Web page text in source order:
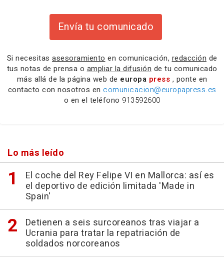
Envía tu comunicado
Si necesitas asesoramiento en comunicación, redacción de
tus notas de prensa o ampliar la difusión de tu comunicado
más allá de la página web de europa press , ponte en
contacto con nosotros en comunicacion@europapress.es
o en el teléfono 913592600
Lo más leído
El coche del Rey Felipe VI en Mallorca: así es
el deportivo de edición limitada 'Made in
Spain'
Detienen a seis surcoreanos tras viajar a
Ucrania para tratar la repatriación de
soldados norcoreanos